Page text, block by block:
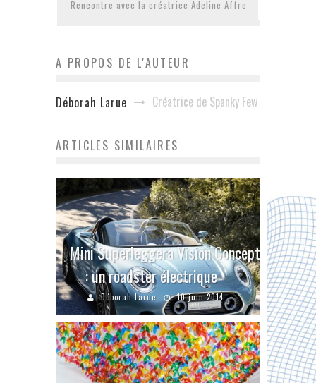
Rencontre avec la créatrice Adeline Affre
A PROPOS DE L'AUTEUR
Déborah Larue Créatrice de Spanky Few
ARTICLES SIMILAIRES
Mini Superleggera Vision Concept
: un roadster électrique
Déborah Larue 10 juin 2014